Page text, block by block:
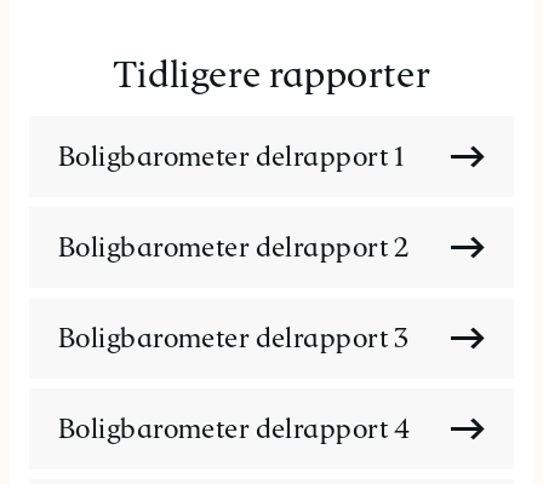
Tidligere rapporter
Boligbarometer delrapport 1
Boligbarometer delrapport 2
Boligbarometer delrapport 3
Boligbarometer delrapport 4